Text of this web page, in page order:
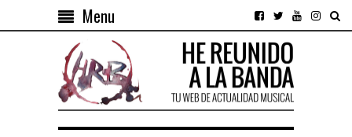
Menu